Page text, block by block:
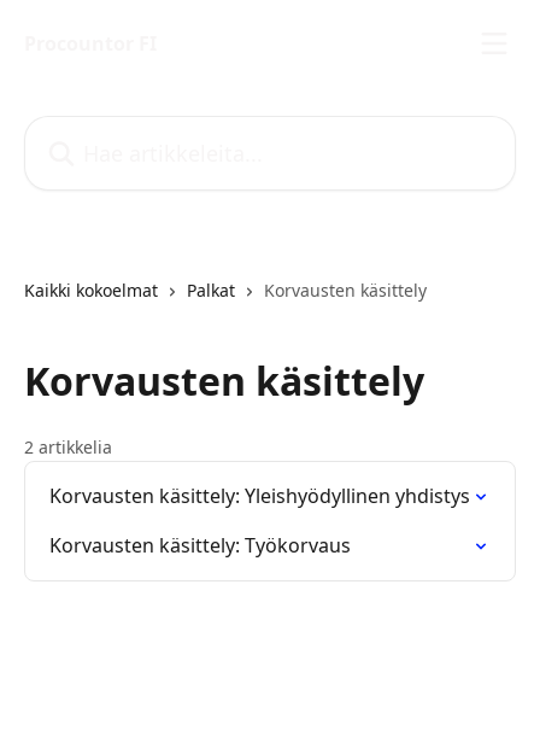
Kaikki kokoelmat Palkat Korvausten käsittely
Korvausten käsittely
2 artikkelia
Korvausten käsittely: Yleishyödyllinen yhdistys
Korvausten käsittely: Työkorvaus